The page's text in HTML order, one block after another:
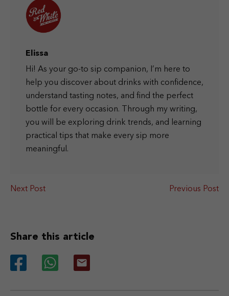
Elissa
Hi! As your go-to sip companion, I’m here to
help you discover about drinks with confidence,
understand tasting notes, and find the perfect
bottle for every occasion. Through my writing,
you will be exploring drink trends, and learning
practical tips that make every sip more
meaningful.
Next Post Previous Post
Share this article